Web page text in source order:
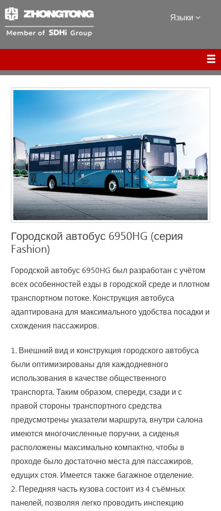
Языки
Городской автобус 6950HG (серия
Fashion)
Городской автобус 6950HG был разработан с учётом
всех особенностей езды в городской среде и плотном
транспортном потоке. Конструкция автобуса
адаптирована для максимального удобства посадки и
схождения пассажиров.
1. Внешний вид и конструкция городского автобуса
были оптимизированы для каждодневного
использования в качестве общественного
транспорта. Таким образом, спереди, сзади и с
правой стороны транспортного средства
предусмотрены указатели маршрута, внутри салона
имеются многочисленные поручни, а сиденья
расположены максимально компактно, чтобы в
проходе было достаточно места для пассажиров,
едущих стоя. Имеется также багажное отделение.
2. Передняя часть кузова состоит из 4 съёмных
панелей, позволяя легко проводить инспекцию